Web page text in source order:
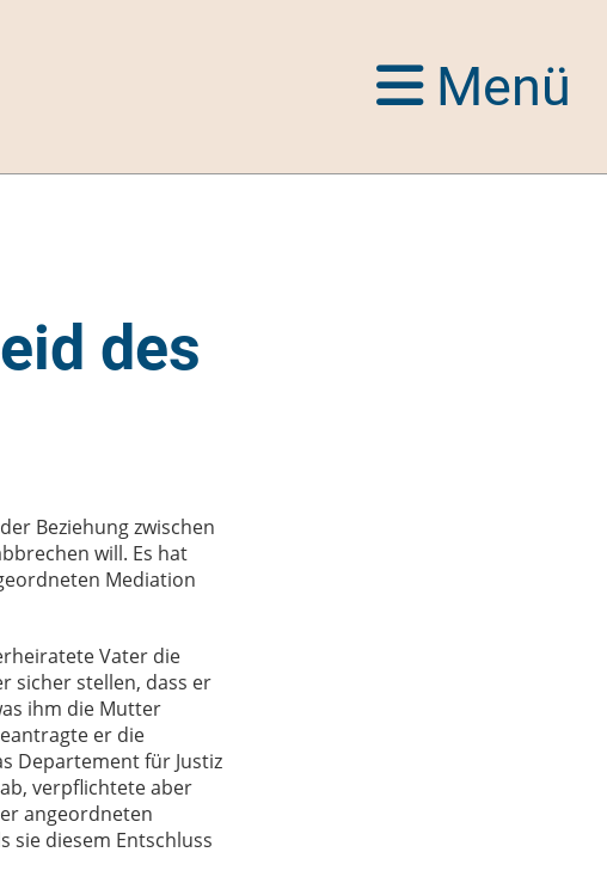
Menü
des
Beziehung zwischen
will. Es hat
Mediation
Vater die
sicher stellen, dass er
ihm die Mutter
er die
Departement für Justiz
verpflichtete aber
angeordneten
sie diesem Entschluss